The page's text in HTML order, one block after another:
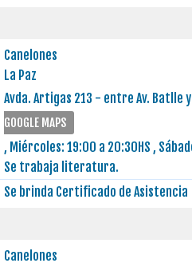
Canelones
La Paz
Avda. Artigas 213 - entre Av. Batlle
GOOGLE MAPS
, Miércoles: 19:00 a 20:30HS ,
Se trabaja literatura.
Se brinda Certificado de Asistencia
Canelones